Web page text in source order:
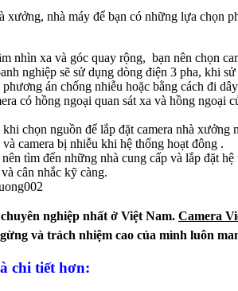
xưởng, nhà máy để bạn có những lựa chọn
nhìn xa và góc quay rộng, bạn nên chọn
nghiệp sẽ sử dụng dòng điện 3 pha, khi
án chống nhiễu hoặc bằng cách đi
có hồng ngoại quan sát xa và hồng ngoại
chọn nguồn để lắp đặt camera nhà
camera bị nhiễu khi hệ thống hoạt đông .
tìm đến những nhà cung cấp và lắp đặt
cân nhắc kỹ càng.
nghiệp nhất ở Việt Nam. Camera
và trách nhiệm cao của mình luôn
chi tiết hơn: